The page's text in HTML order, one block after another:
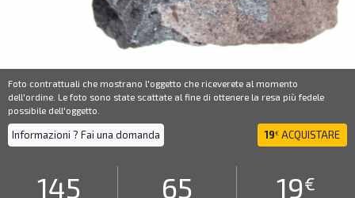
Foto contrattuali che mostrano l'oggetto che riceverete al momento
dell'ordine. Le foto sono state scattate al fine di ottenere la resa più fedele
possibile dell'oggetto.
Informazioni ? Fai una domanda 19€ ACQUISTARE
145 65 19€